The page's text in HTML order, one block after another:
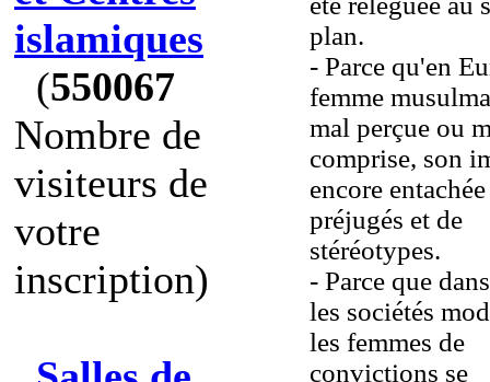
islamiques
(550067
Nombre de
visiteurs de
votre
inscription)
plan.
- Parce qu'en
femme
mal perçue ou
comprise, son
encore
préjugés et de
stéréotypes.
- Parce que
les sociétés
les femmes de
convictions se